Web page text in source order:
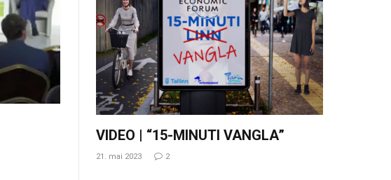
VIDEO | “15-MINUTI VANGLA”
21. mai 2023 2